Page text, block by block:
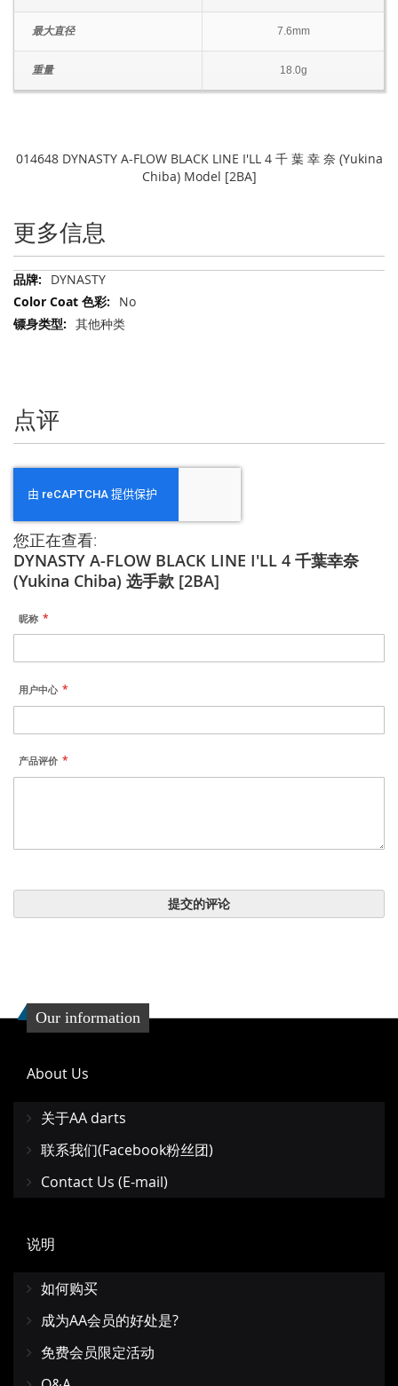
最大直径 7.6mm
重量 18.0g
014648 DYNASTY A-FLOW BLACK LINE I'LL 4 千 葉 幸 奈 (Yukina
Chiba) Model [2BA]
更多信息
更
多
信
息
DYNASTY
No
其他种类
点评
您正在查看:
DYNASTY A-FLOW BLACK LINE I'LL 4 千葉幸奈
(Yukina Chiba) 选手款 [2BA]
昵称
用户中心
产品评价
提交的评论
Our information
About Us
关于AA darts
联系我们(Facebook粉丝团)
Contact Us (E-mail)
说明
如何购买
成为AA会员的好处是?
免费会员限定活动